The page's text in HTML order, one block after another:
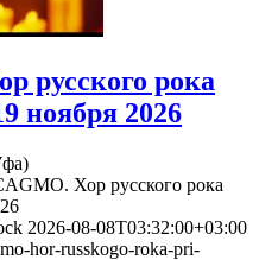
русского рока
ноября 2026
Хор русского рока
2026-08-08T03:32:00+03:00
hor-russkogo-roka-pri-